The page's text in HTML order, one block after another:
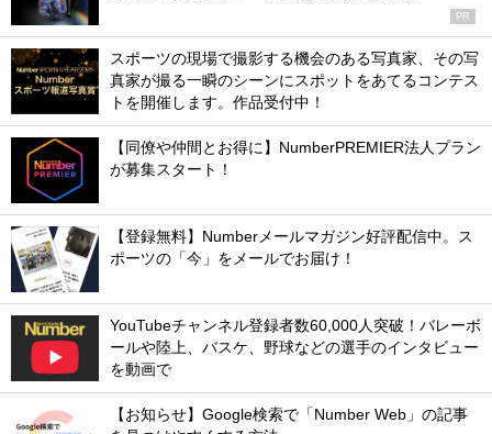
PR
スポーツの現場で撮影する機会のある写真家、その写
真家が撮る一瞬のシーンにスポットをあてるコンテス
トを開催します。作品受付中！
【同僚や仲間とお得に】NumberPREMIER法人プラン
が募集スタート！
【登録無料】Numberメールマガジン好評配信中。ス
ポーツの「今」をメールでお届け！
YouTubeチャンネル登録者数60,000人突破！バレーボ
ールや陸上、バスケ、野球などの選手のインタビュー
を動画で
【お知らせ】Google検索で「Number Web」の記事